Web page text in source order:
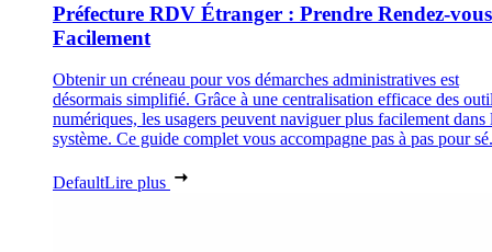
Préfecture RDV Étranger : Prendre Rendez-vous
Facilement
Obtenir un créneau pour vos démarches administratives est
désormais simplifié. Grâce à une centralisation efficace des
numériques, les usagers peuvent naviguer plus facilement dans
système. Ce guide complet vous accompagne pas à pas pour
DefaultLire plus